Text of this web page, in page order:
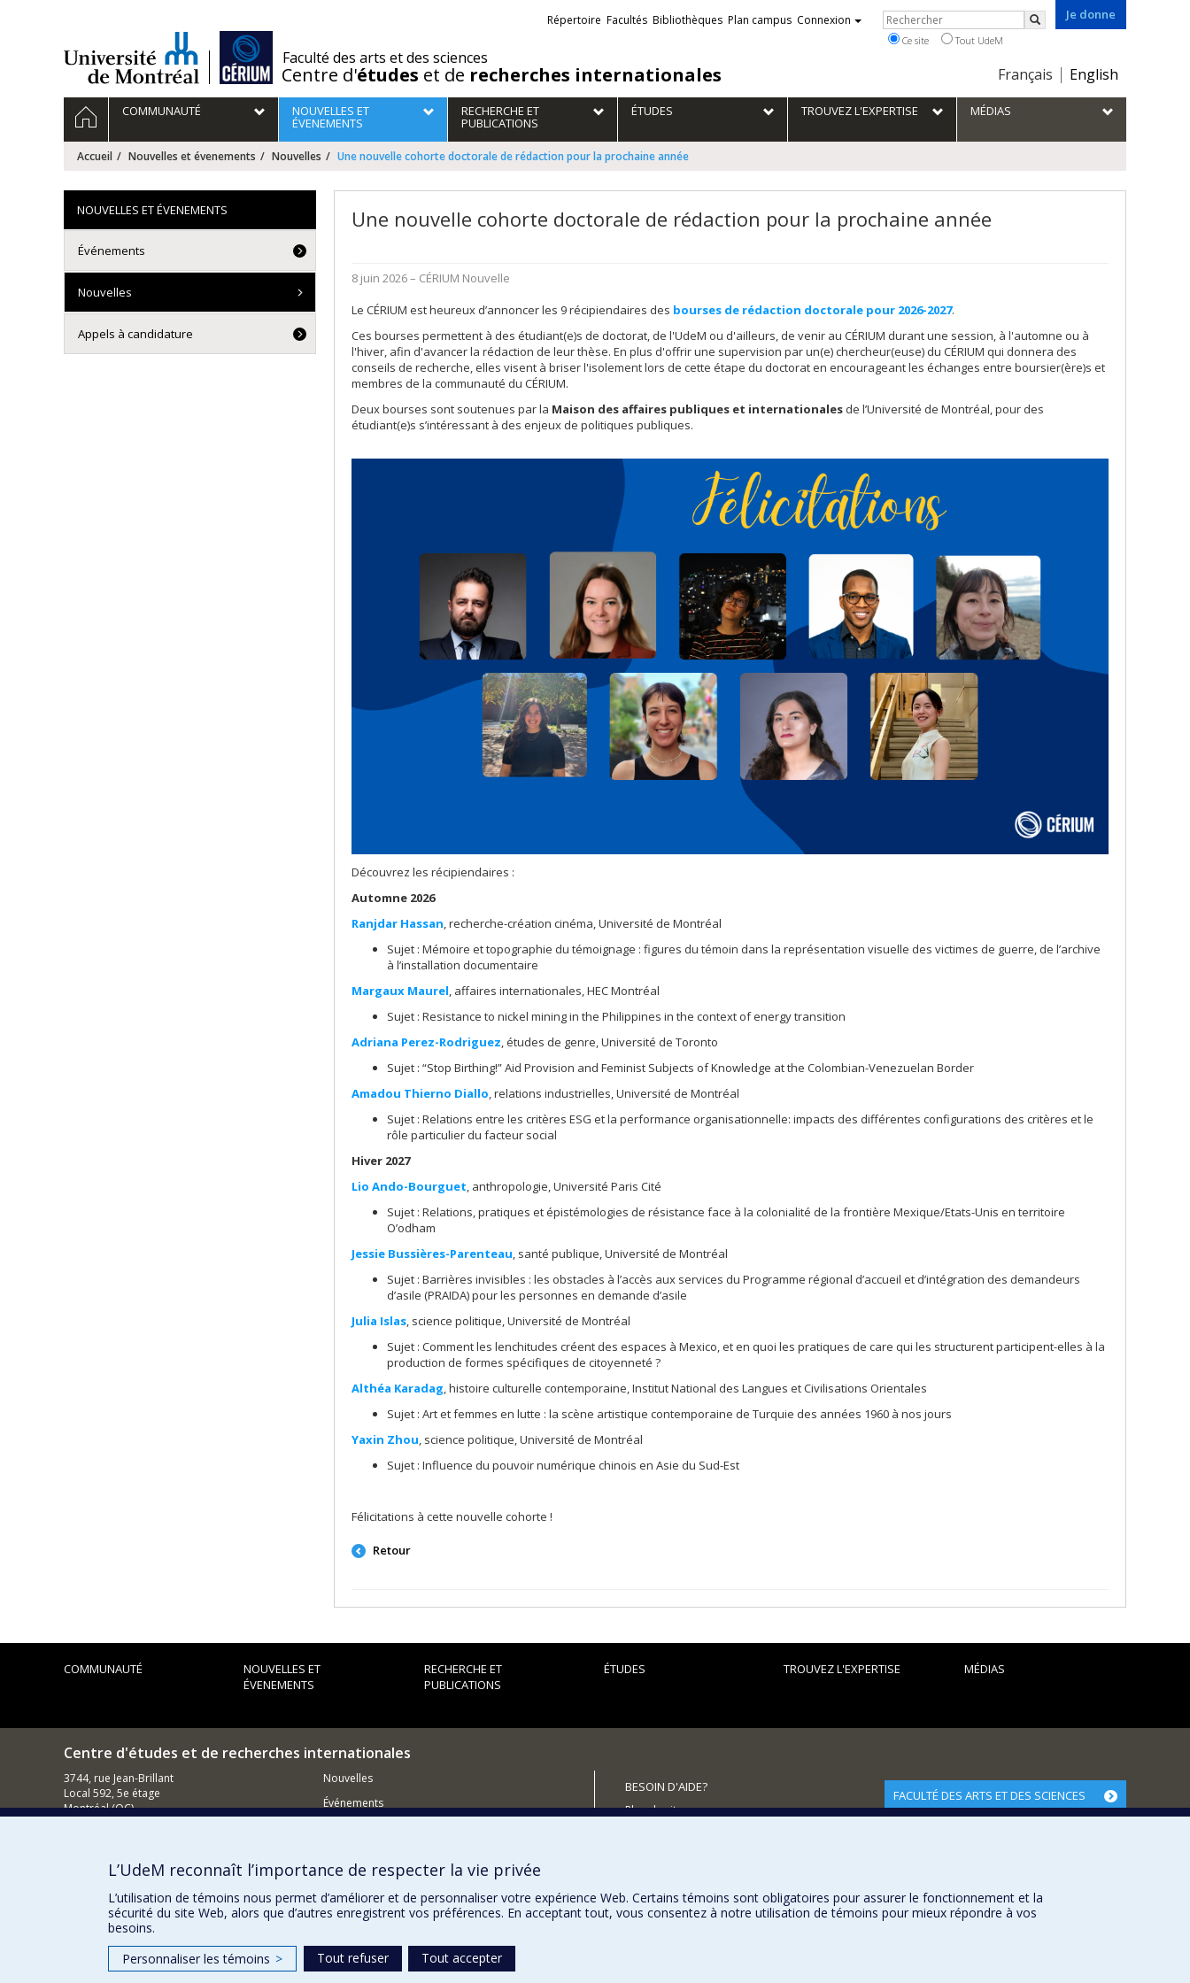
Faculté des arts et des sciences
Centre d'études et de recherches internationales
Je donne
Choix
la
langue
Français English
Liens
externes
Répertoire Facultés Bibliothèques Plan campus Connexion Rechercher
Rechercher
Ce site Tout UdeM
Navigation
principale
ACCUEILCOMMUNAUTÉ NOUVELLES ET
ÉVENEMENTS
RECHERCHE ET
PUBLICATIONS
ÉTUDES TROUVEZ L'EXPERTISE MÉDIAS
Accueil Nouvelles et évenements Nouvelles Une nouvelle cohorte doctorale de rédaction pour la prochaine année
Une nouvelle cohorte doctorale de rédaction pour la prochaine année
8 juin 2026– CÉRIUM Nouvelle
Le CÉRIUM est heureux d’annoncer les 9 récipiendaires des bourses de rédaction doctorale pour 2026-2027.
Ces bourses permettent à des étudiant(e)s de doctorat, de l'UdeM ou d'ailleurs, de venir au CÉRIUM durant une session, à l'automne ou à
l'hiver, afin d'avancer la rédaction de leur thèse. En plus d'offrir une supervision par un(e) chercheur(euse) du CÉRIUM qui donnera des
conseils de recherche, elles visent à briser l'isolement lors de cette étape du doctorat en encourageant les échanges entre boursier(ère)s et
membres de la communauté du CÉRIUM.
Deux bourses sont soutenues par la Maison des affaires publiques et internationales de l’Université de Montréal, pour des
étudiant(e)s s’intéressant à des enjeux de politiques publiques.
Découvrez les récipiendaires :
Automne 2026
Ranjdar Hassan, recherche-création cinéma, Université de Montréal
Sujet : Mémoire et topographie du témoignage : figures du témoin dans la représentation visuelle des victimes de guerre, de l’archive
à l’installation documentaire
Margaux Maurel, affaires internationales, HEC Montréal
Sujet : Resistance to nickel mining in the Philippines in the context of energy transition
Adriana Perez-Rodriguez, études de genre, Université de Toronto
Sujet : “Stop Birthing!” Aid Provision and Feminist Subjects of Knowledge at the Colombian-Venezuelan Border
Amadou Thierno Diallo, relations industrielles, Université de Montréal
Sujet : Relations entre les critères ESG et la performance organisationnelle: impacts des différentes configurations des critères et le
rôle particulier du facteur social
Hiver 2027
Lio Ando-Bourguet, anthropologie, Université Paris Cité
Sujet : Relations, pratiques et épistémologies de résistance face à la colonialité de la frontière Mexique/Etats-Unis en territoire
O’odham
Jessie Bussières-Parenteau, santé publique, Université de Montréal
Sujet : Barrières invisibles : les obstacles à l’accès aux services du Programme régional d’accueil et d’intégration des demandeurs
d’asile (PRAIDA) pour les personnes en demande d’asile
Julia Islas, science politique, Université de Montréal
Sujet : Comment les lenchitudes créent des espaces à Mexico, et en quoi les pratiques de care qui les structurent participent-elles à la
production de formes spécifiques de citoyenneté ?
Althéa Karadag, histoire culturelle contemporaine, Institut National des Langues et Civilisations Orientales
Sujet : Art et femmes en lutte : la scène artistique contemporaine de Turquie des années 1960 à nos jours
Yaxin Zhou, science politique, Université de Montréal
Sujet : Influence du pouvoir numérique chinois en Asie du Sud-Est
Félicitations à cette nouvelle cohorte !
Retour
NOUVELLES ET ÉVENEMENTS
Événements
Nouvelles
Appels à candidature
COMMUNAUTÉ
NOUVELLES ET
ÉVENEMENTS
RECHERCHE ET
PUBLICATIONS
ÉTUDES TROUVEZ L'EXPERTISE MÉDIAS
Centre d'études et de recherches internationales
3744, rue Jean-Brillant
Local 592, 5e étage
Montréal (QC)
Contacter un membre de notre équipe
Courriel général
Nouvelles
Événements
BESOIN D'AIDE?
Plan du site
FACULTÉ DES ARTS ET DES SCIENCES
L’UdeM reconnaît l’importance de respecter la vie privée
L’utilisation de témoins nous permet d’améliorer et de personnaliser votre expérience Web. Certains témoins sont obligatoires pour assurer le fonctionnement et la
sécurité du site Web, alors que d’autres enregistrent vos préférences. En acceptant tout, vous consentez à notre utilisation de témoins pour mieux répondre à vos
besoins.
Personnaliser les témoins > Tout refuser Tout accepter